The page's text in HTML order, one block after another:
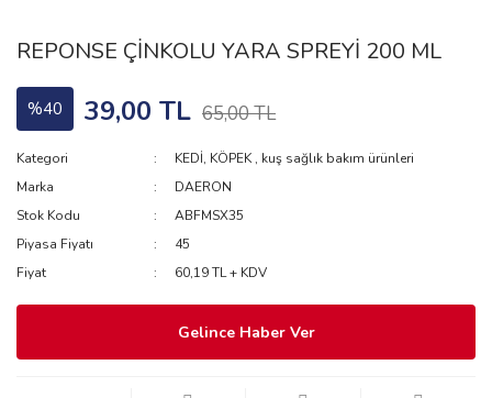
REPONSE ÇİNKOLU YARA SPREYİ 200 ML
%40 39,00 TL 65,00 TL
Kategori KEDİ, KÖPEK , kuş sağlık bakım ürünleri
Marka
DAERON
Stok Kodu
ABFMSX35
Piyasa Fiyatı
45
Fiyat
60,19 TL + KDV
Gelince Haber Ver